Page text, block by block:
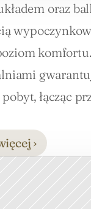
oraz
łącząc
›